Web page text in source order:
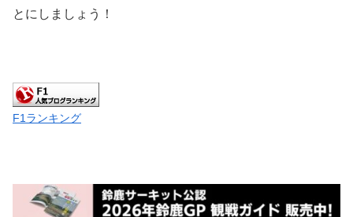
とにしましょう！
F1ランキング